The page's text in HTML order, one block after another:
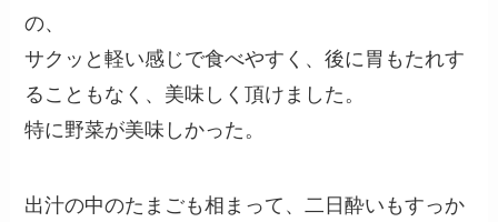
の、
サクッと軽い感じで食べやすく、後に胃もたれす
ることもなく、美味しく頂けました。
特に野菜が美味しかった。
出汁の中のたまごも相まって、二日酔いもすっか